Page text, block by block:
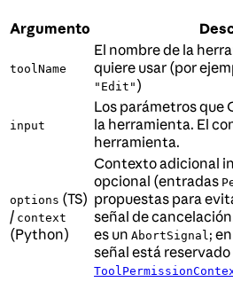
Argumento
toolName
El nombre de la
quiere usar (por
"Edit" )
input
Los parámetros que
la herramienta. El
herramienta.
options (TS)
/ context
(Python)
Contexto adicional
opcional (entradas
propuestas para
señal de
es un AbortSignal;
señal está